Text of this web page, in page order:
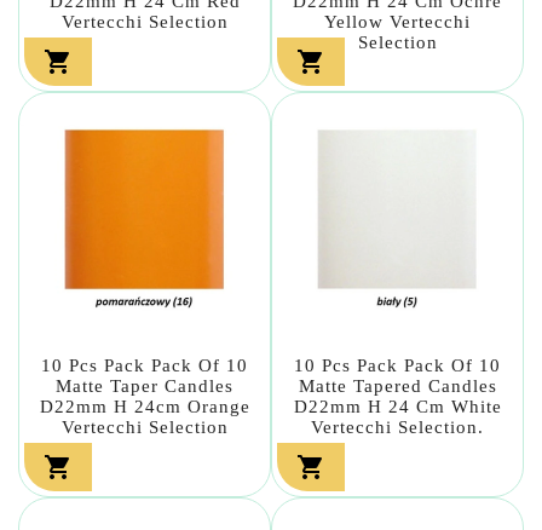
Vertecchi Selection

Yellow Vertecchi
Selection

10 Pcs Pack Pack Of 10
Matte Taper Candles
D22mm H 24cm Orange
Vertecchi Selection

10 Pcs Pack Pack Of 10
Matte Tapered Candles
D22mm H 24 Cm White
Vertecchi Selection.
